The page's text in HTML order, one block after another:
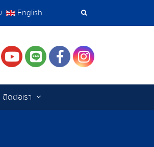
เครื่อง
ค้นหา
English
Youtube
LINEFacebookInstagram
ติดต่อเรา